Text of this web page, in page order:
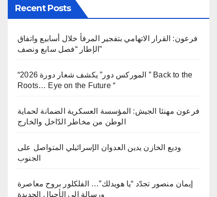
Recent Posts
فرعون: القرار الاتهامي بتفجير المرفأ خلال أسابيع واتفاق
الإطار “فصل سابع ونصف”
“الموركس دور” يكشف شعار دورة 2026 ” Back to the
Roots… Eye on the Future “
فرعون مهنئا الجيش: المؤسسة العسكرية الضمانة لحماية
الوطن من مخاطر الدّاخل والخارج
وديع الخازن يدين العدوان الإسرائيلي المتواصل على
الجنوب
إيمان منصور تجدّد “يا هويدلك”… الفلكلور بروح معاصرة
ورسالة إلى الأجيال الجديدة